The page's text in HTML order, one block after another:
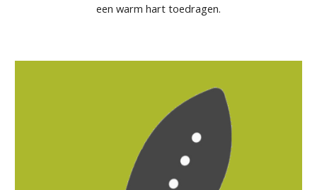
een warm hart toedragen.